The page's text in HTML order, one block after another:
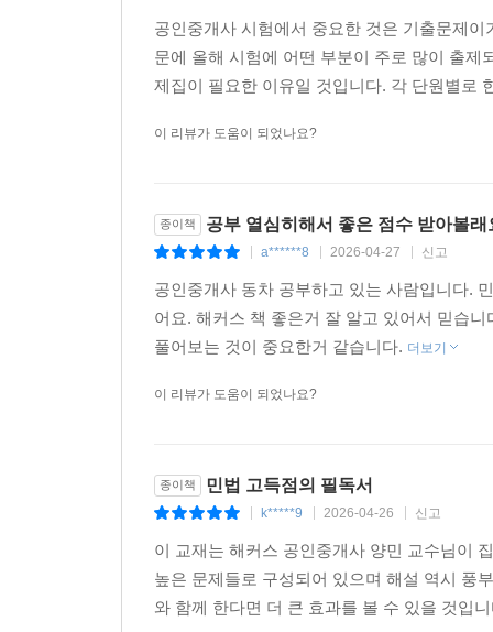
공인중개사 시험에서 중요한 것은 기출문제
문에 올해 시험에 어떤 부분이 주로 많이 출
제집이 필요한 이유일 것입니다. 각 단원별로
이 리뷰가 도움이 되었나요?
종이책 공부 열심히해서 좋은 점수 받아볼래
a******8 2026-04-27 신고
공인중개사 동차 공부하고 있는 사람입니다.
어요. 해커스 책 좋은거 잘 알고 있어서 믿습
풀어보는 것이 중요한거 같습니다. 더보기
이 리뷰가 도움이 되었나요?
종이책 민법 고득점의 필독서
k*****9 2026-04-26 신고
이 교재는 해커스 공인중개사 양민 교수님이
높은 문제들로 구성되어 있으며 해설 역시 풍
와 함께 한다면 더 큰 효과를 볼 수 있을 것입